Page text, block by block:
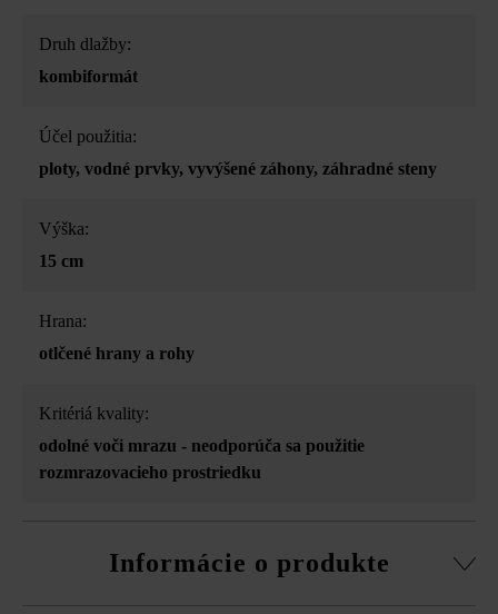
Druh dlažby:
kombiformát
Účel použitia:
ploty, vodné prvky, vyvýšené záhony, záhradné steny
Výška:
15 cm
Hrana:
otlčené hrany a rohy
Kritériá kvality:
odolné voči mrazu - neodporúča sa použitie
rozmrazovacieho prostriedku
Informácie o produkte